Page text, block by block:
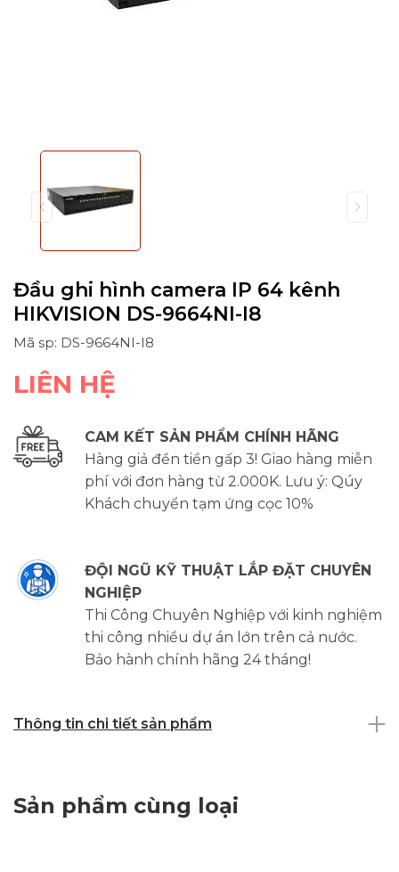
Đầu ghi hình camera IP 64 kênh
HIKVISION DS-9664NI-I8
Mã sp: DS-9664NI-I8
LIÊN HỆ
CAM KẾT SẢN PHẨM CHÍNH HÃNG
Hàng giả đền tiền gấp 3! Giao hàng miễn
phí với đơn hàng từ 2.000K. Lưu ý: Qúy
Khách chuyển tạm ứng cọc 10%
ĐỘI NGŨ KỸ THUẬT LẮP ĐẶT CHUYÊN
NGHIỆP
Thi Công Chuyên Nghiệp với kinh nghiệm
thi công nhiều dự án lớn trên cả nước.
Bảo hành chính hãng 24 tháng!
Thông tin chi tiết sản phẩm
Sản phẩm cùng loại